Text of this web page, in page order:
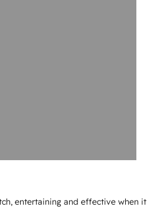
entertaining and effective when it